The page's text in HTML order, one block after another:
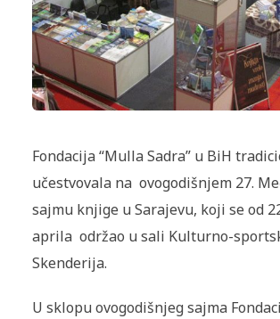
Fondacija “Mulla Sadra” u BiH
učestvovala na ovogodišnjem 27.
sajmu knjige u Sarajevu, koji se od
aprila održao u sali Kulturno-
Skenderija.
U sklopu ovogodišnjeg sajma